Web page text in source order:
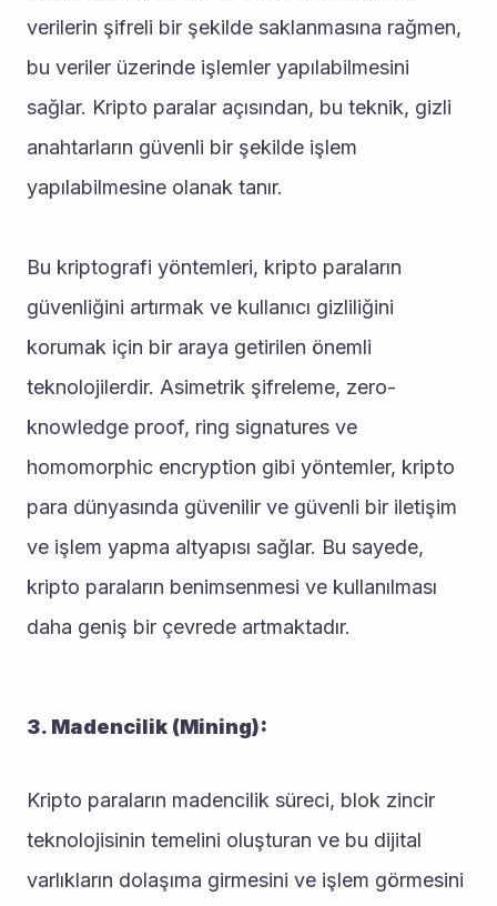
verilerin şifreli bir şekilde saklanmasına rağmen,
bu veriler üzerinde işlemler yapılabilmesini
sağlar. Kripto paralar açısından, bu teknik, gizli
anahtarların güvenli bir şekilde işlem
yapılabilmesine olanak tanır.
Bu kriptografi yöntemleri, kripto paraların
güvenliğini artırmak ve kullanıcı gizliliğini
korumak için bir araya getirilen önemli
teknolojilerdir. Asimetrik şifreleme, zero-
knowledge proof, ring signatures ve
homomorphic encryption gibi yöntemler, kripto
para dünyasında güvenilir ve güvenli bir iletişim
ve işlem yapma altyapısı sağlar. Bu sayede,
kripto paraların benimsenmesi ve kullanılması
daha geniş bir çevrede artmaktadır.
3. Madencilik (Mining):
Kripto paraların madencilik süreci, blok zincir
teknolojisinin temelini oluşturan ve bu dijital
varlıkların dolaşıma girmesini ve işlem görmesini